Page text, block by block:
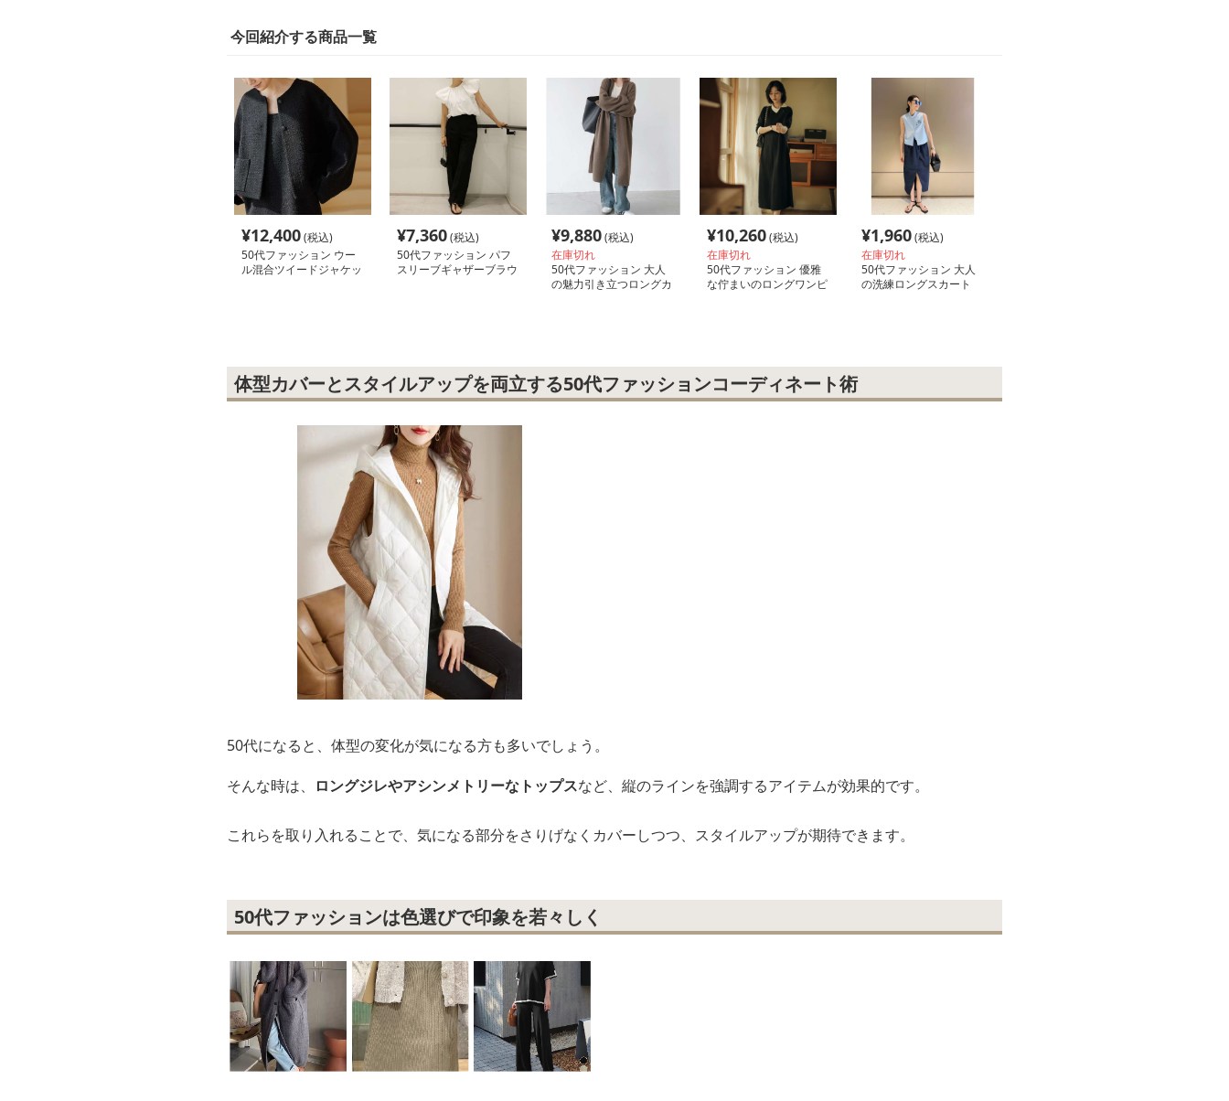
今回紹介する商品一覧
¥12,400(税込)
50代ファッション ウー
ル混合ツイードジャケッ
¥7,360(税込)
50代ファッション パフ
スリーブギャザーブラウ
¥9,880(税込)
在庫切れ
50代ファッション 大人
の魅力引き立つロングカ
¥10,260(税込)
在庫切れ
50代ファッション 優雅
な佇まいのロングワンピ
¥1,960(税込)
在庫切れ
50代ファッション 大人
の洗練ロングスカート
体型カバーとスタイルアップを両立する50代ファッションコーディネート術
50代になると、体型の変化が気になる方も多いでしょう。
そんな時は、
ロングジレやアシンメトリーなトップスなど、縦のラインを強調するアイテムが効果的です。
これらを取り入れることで、気になる部分をさりげなくカバーしつつ、スタイルアップが期待できます。
50代ファッションは色選びで印象を若々しく